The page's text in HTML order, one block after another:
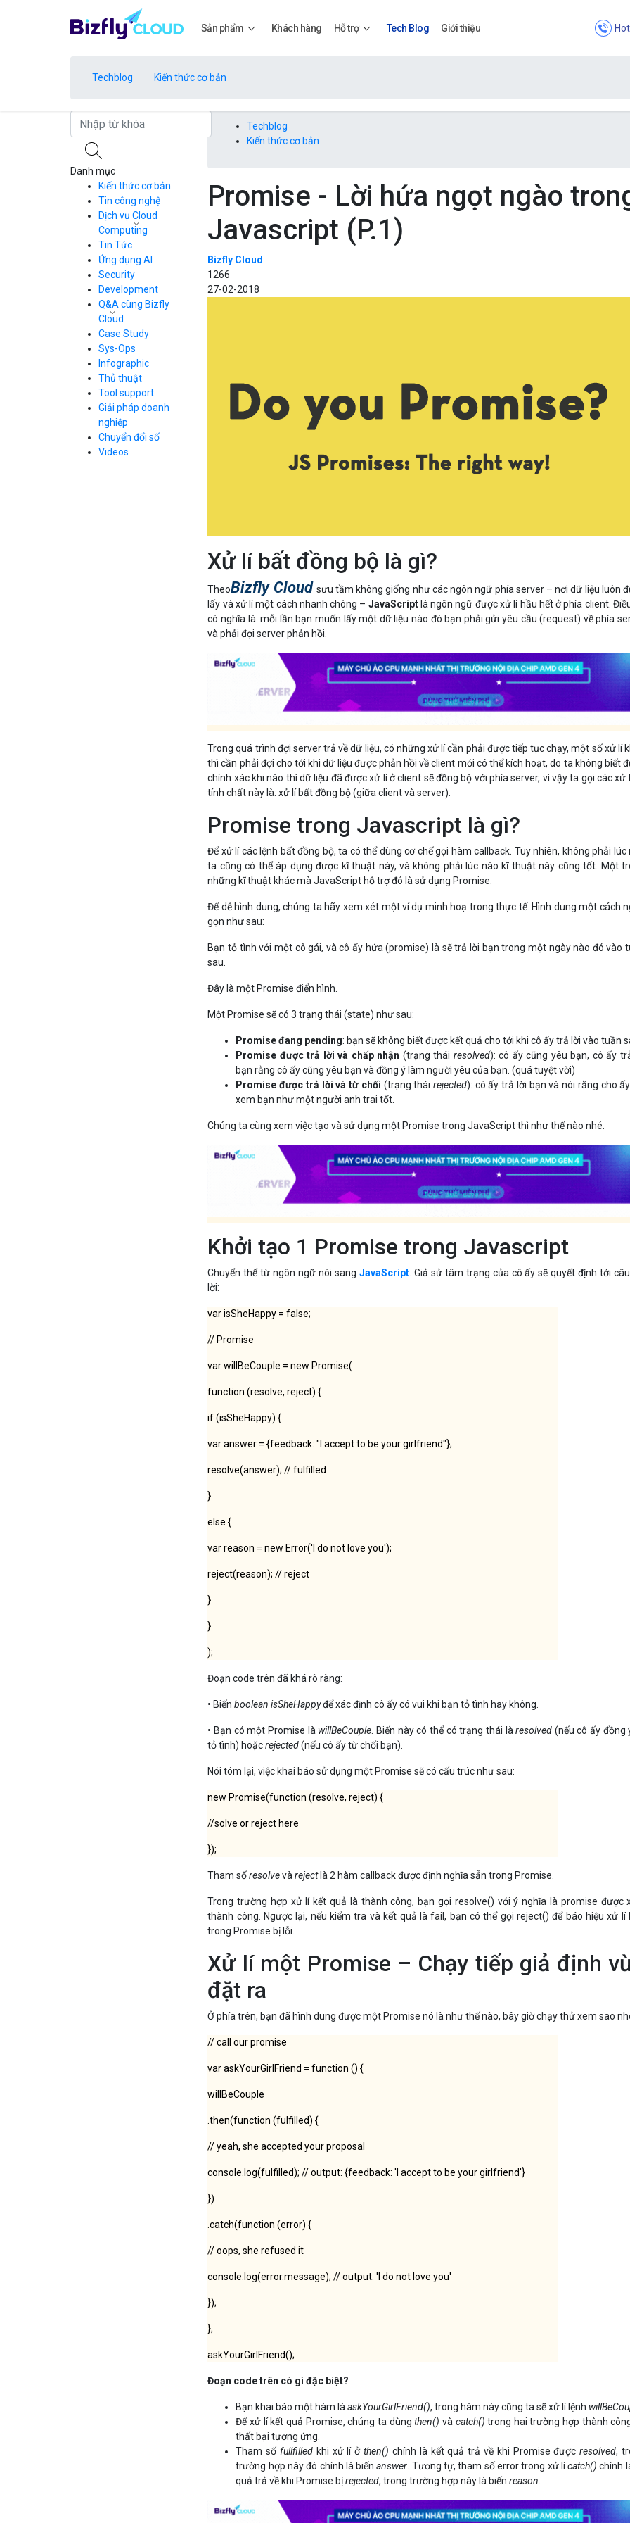
Sản phẩm
Bảng giá Apps
Bảng giá
Bảng giá
Bảng giá Bảng giá
Khách hàng Hỗ trợ Tech Blog Giới thiệu
Techblog Kiến thức cơ bản
Techblog
Kiến thức cơ bản
Promise - Lời hứa ngọt ngào
Javascript (P.1)
Bizfly Cloud
1266
27-02-2018
Xử lí bất đồng bộ là gì?
TheoBizfly Cloud sưu tầm không giống như các ngôn ngữ phía server – nơi dữ liệu luôn
lấy và xử lí một cách nhanh chóng – JavaScriptlà ngôn ngữ được xử lí hầu hết ở phía client.
có nghĩa là: mỗi lần bạn muốn lấy một dữ liệu nào đó bạn phải gửi yêu cầu (request) về phía
và phải đợi server phản hồi.
Trong quá trình đợi server trả về dữ liệu, có những xử lí cần phải được tiếp tục chạy, một số xử lí
thì cần phải đợi cho tới khi dữ liệu được phản hồi về client mới có thể kích hoạt, do ta không biết
chính xác khi nào thì dữ liệu đã được xử lí ở client sẽ đồng bộ với phía server, vì vậy ta gọi các xử
tính chất này là: xử lí bất đồng bộ (giữa client và server).
Promise trong Javascript là gì?
Để xử lí các lệnh bất đồng bộ, ta có thể dùng cơ chế gọi hàm callback. Tuy nhiên, không phải lúc
ta cũng có thể áp dụng được kĩ thuật này, và không phải lúc nào kĩ thuật này cũng tốt. Một
những kĩ thuật khác mà JavaScript hỗ trợ đó là sử dụng Promise.
Để dễ hình dung, chúng ta hãy xem xét một ví dụ minh hoạ trong thực tế. Hình dung một cách
gọn như sau:
Bạn tỏ tình với một cô gái, và cô ấy hứa (promise) là sẽ trả lời bạn trong một ngày nào đó vào
sau.
Đây là một Promise điển hình.
Một Promise sẽ có 3 trạng thái (state) như sau:
Promise đang pending: bạn sẽ không biết được kết quả cho tới khi cô ấy trả lời vào tuần
Promise được trả lời và chấp nhận (trạng thái resolved): cô ấy cũng yêu bạn, cô ấy
bạn rằng cô ấy cũng yêu bạn và đồng ý làm người yêu của bạn. (quá tuyệt vời)
Promise được trả lời và từ chối (trạng thái rejected): cô ấy trả lời bạn và nói rằng cho
xem bạn như một người anh trai tốt.
Chúng ta cùng xem việc tạo và sử dụng một Promise trong JavaScript thì như thế nào nhé.
Khởi tạo 1 Promise trong Javascript
Chuyển thể từ ngôn ngữ nói sang JavaScript. Giả sử tâm trạng của cô ấy sẽ quyết định tới
lời:
var isSheHappy = false;
// Promise
var willBeCouple = new Promise(
function (resolve, reject) {
if (isSheHappy) {
var answer = {feedback: "I accept to be your girlfriend"};
resolve(answer); // fulfilled
}
else {
var reason = new Error('I do not love you');
reject(reason); // reject
}
}
);
Đoạn code trên đã khá rõ ràng:
• Biếnboolean isSheHappyđể xác định cô ấy có vui khi bạn tỏ tình hay không.
• Bạn có một Promise là willBeCouple . Biến này có thể có trạng thái làresolved (nếu cô ấy đồng
tỏ tình) hoặcrejected(nếu cô ấy từ chối bạn).
Nói tóm lại, việc khai báo sử dụng một Promise sẽ có cấu trúc như sau:
new Promise(function (resolve, reject) {
//solve or reject here
});
Tham sốresolvevàrejectlà 2 hàm callback được định nghĩa sẵn trong Promise.
Trong trường hợp xử lí kết quả là thành công, bạn gọi resolve() với ý nghĩa là promise được
thành công. Ngược lại, nếu kiểm tra và kết quả là fail, bạn có thể gọi reject() để báo hiệu xử lí
trong Promise bị lỗi.
Xử lí một Promise – Chạy tiếp giả định
đặt ra
Ở phía trên, bạn đã hình dung được một Promise nó là như thế nào, bây giờ chạy thử xem sao
// call our promise
var askYourGirlFriend = function () {
willBeCouple
.then(function (fulfilled) {
// yeah, she accepted your proposal
console.log(fulfilled); // output: {feedback: 'I accept to be your girlfriend'}
})
.catch(function (error) {
// oops, she refused it
console.log(error.message); // output: 'I do not love you'
});
};
askYourGirlFriend();
Đoạn code trên có gì đặc biệt?
Bạn khai báo một hàm làaskYourGirlFriend(), trong hàm này cũng ta sẽ xử lí lệnh
Để xử lí kết quả Promise, chúng ta dùngthen() và catch() trong hai trường hợp thành
thất bại tương ứng.
Tham số fullfilledkhi xử lí ởthen() chính là kết quả trả về khi Promise đượcresolved,
trường hợp này đó chính là biếnanswer . Tương tự, tham số error trong xử lícatch() chính
quả trả về khi Promise bịrejected, trong trường hợp này là biếnreason
Danh mục
Kiến thức cơ bản
Tin công nghệ
Dịch vụ Cloud
Computing
Cloud Server
CDN
Load Balancer
Auto Scaling
Container Registry
Kubernetes
Cloud Database
Call Center
Business Email
Simple Storage
VPN
Traffic Manager
Cloud VPS
Kafka
Videos
Tin Tức
Ứng dụng AI
Security
Development
Q&A cùng Bizfly
Cloud
Q&A về Bizfly
Cloud Server
Thao tác kết nối
tới server
Videos
Q&A về Bizfly
Business Email
Videos
Case Study
Sys-Ops
Infographic
Thủ thuật
Tool support
Giải pháp doanh
nghiệp
Chuyển đổi số
Videos